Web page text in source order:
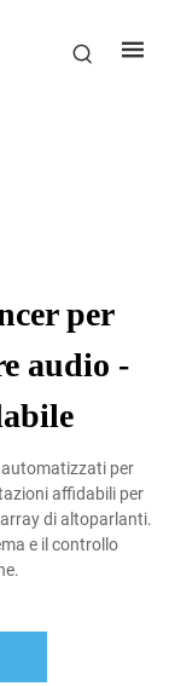
per
audio -
per
affidabili per
di altoparlanti.
e il controllo